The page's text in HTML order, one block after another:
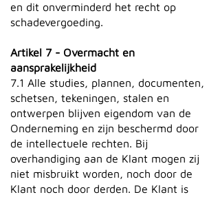
en dit onverminderd het recht op
schadevergoeding.
Artikel 7 - Overmacht en
aansprakelijkheid
7.1 Alle studies, plannen, documenten,
schetsen, tekeningen, stalen en
ontwerpen blijven eigendom van de
Onderneming en zijn beschermd door
de intellectuele rechten. Bij
overhandiging aan de Klant mogen zij
niet misbruikt worden, noch door de
Klant noch door derden. De Klant is